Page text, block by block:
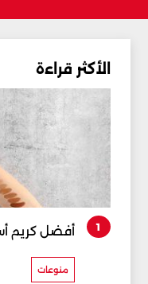
الأكثر قراءة
1 أفضل كريم
منوعات